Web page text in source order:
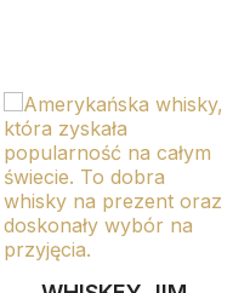
WHISKY
SHOULDER 0.7L
159,00 PLN
favorite_border